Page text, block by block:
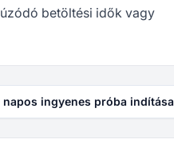
betöltési idők vagy
napos ingyenes próba indítása